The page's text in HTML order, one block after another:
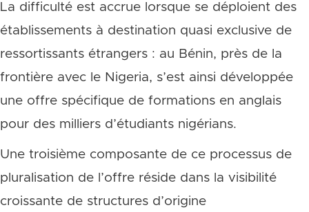
La difficulté est accrue lorsque se déploient des
établissements à destination quasi exclusive de
ressortissants étrangers : au Bénin, près de la
frontière avec le Nigeria, s’est ainsi développée
une offre spécifique de formations en anglais
pour des milliers d’étudiants nigérians.
Une troisième composante de ce processus de
pluralisation de l’offre réside dans la visibilité
croissante de structures d’origine